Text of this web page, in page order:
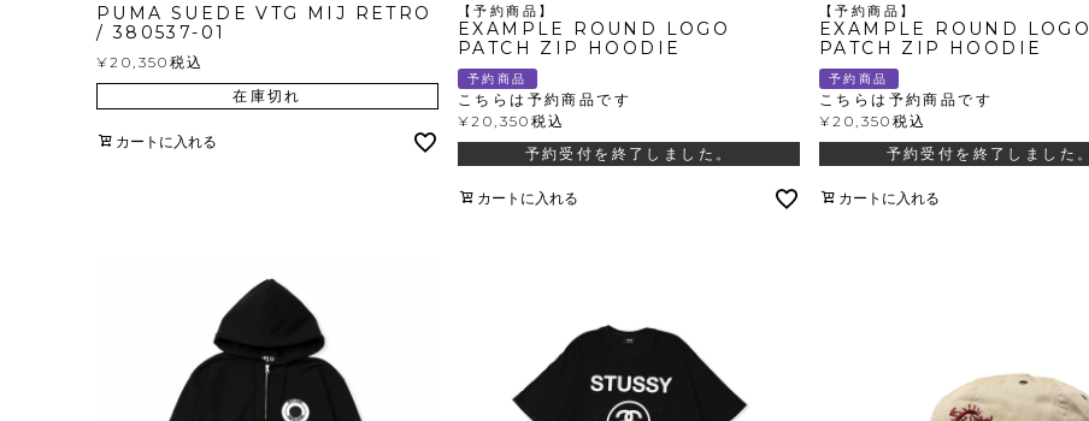
PUMA SUEDE VTG MIJ RETRO
/ 380537-01
¥20,350 税込
在庫切れ
カートに入れる
【予約商品】
EXAMPLE ROUND LOGO
PATCH ZIP HOODIE
予約商品
こちらは予約商品です
¥20,350 税込
予約受付を終了しました。
カートに入れる
【予約商品】
EXAMPLE ROUND LOGO
PATCH ZIP HOODIE
予約商品
こちらは予約商品です
¥20,350 税込
予約受付を終了しました。
カートに入れる